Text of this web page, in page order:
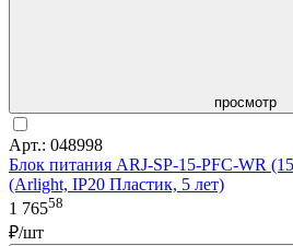
просмотр
Арт.: 048998
Блок питания ARJ-SP-15-PFC-WR
(Arlight, IP20 Пластик, 5 лет)
1 76558
₽/шт